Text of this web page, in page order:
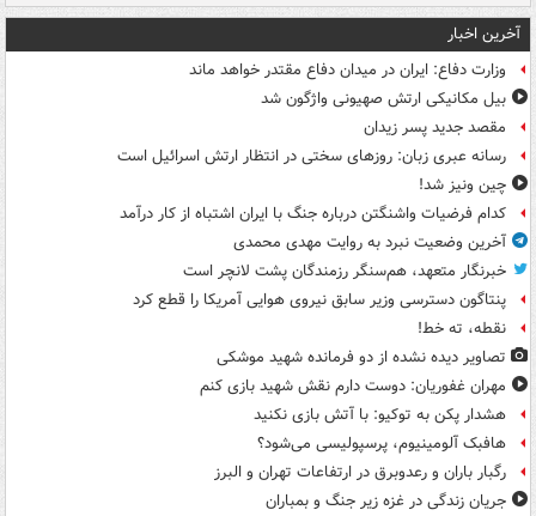
آخرین اخبار
وزارت دفاع: ایران در میدان دفاع مقتدر خواهد ماند
بیل مکانیکی ارتش صهیونی واژگون شد
مقصد جدید پسر زیدان
رسانه عبری زبان: روزهای سختی در انتظار ارتش اسرائیل است
چین ونیز شد!
کدام فرضیات واشنگتن درباره جنگ با ایران اشتباه از کار درآمد
آخرین وضعیت نبرد به روایت مهدی محمدی
خبرنگار متعهد، هم‌سنگر رزمندگان پشت لانچر است
پنتاگون دسترسی وزیر سابق نیروی هوایی آمریکا را قطع کرد
نقطه، ته خط!
تصاویر دیده‌ نشده از دو فرمانده شهید موشکی
مهران غفوریان: دوست دارم نقش شهید بازی کنم
هشدار پکن به توکیو: با آتش بازی نکنید
هافبک آلومینیوم، پرسپولیسی می‌شود؟
رگبار باران و رعدوبرق در ارتفاعات تهران و البرز
جریان زندگی در غزه زیر جنگ و بمباران